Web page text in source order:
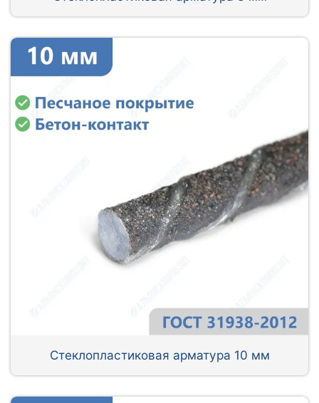
Стеклопластиковая арматура 10 мм